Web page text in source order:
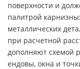
поверхности и
палитрой
металлических
при расчетной
дополняют схемой
ендовы, окна и